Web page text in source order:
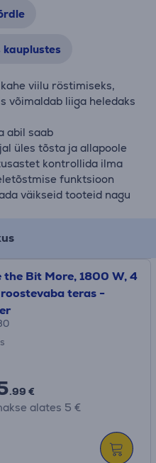
viilu röstimiseks,
võimaldab liiga heledaks
abil saab
üles tõsta ja allapoole
kontrollida ilma
funktsioon
väikseid tooteid nagu
the Bit More, 1800 W, 4
teras -
.99 €
alates 5 €